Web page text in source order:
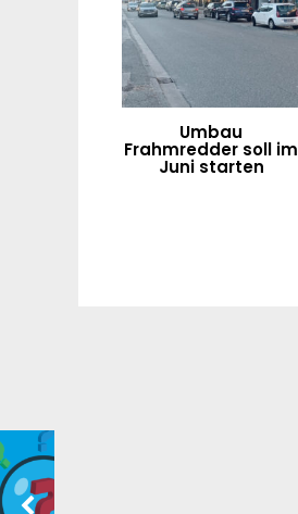
Umbau
Frahmredder soll im
Juni starten